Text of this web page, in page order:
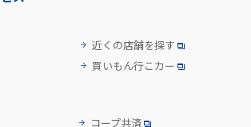
近くの店舗を探す
買いもん行こカー
コープ共済